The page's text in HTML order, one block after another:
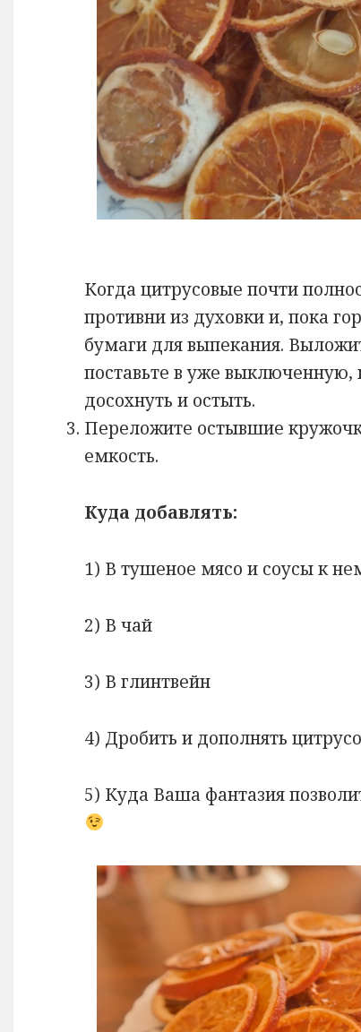
Когда цитрусовые почти
противни из духовки и, пока
бумаги для выпекания.
поставьте в уже выключенную,
досохнуть и остыть.
Переложите остывшие
емкость.
Куда добавлять:
1) В тушеное мясо и соусы к
2) В чай
3) В глинтвейн
4) Дробить и дополнять
5) Куда Ваша фантазия